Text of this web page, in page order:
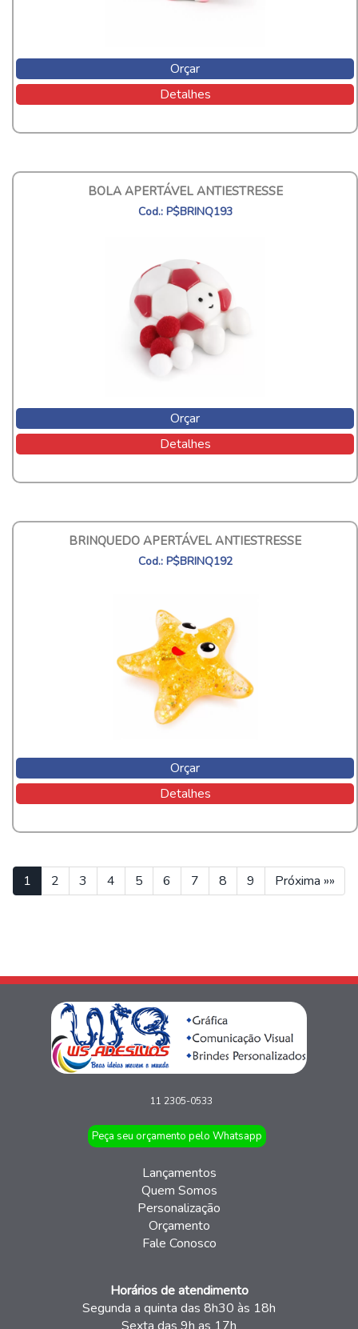
Orçar
Detalhes
BOLA APERTÁVEL ANTIESTRESSE
Cod.: P$BRINQ193
Orçar
Detalhes
BRINQUEDO APERTÁVEL ANTIESTRESSE
Cod.: P$BRINQ192
Orçar
Detalhes
1 2 3 4 5 6 7 8 9 Próxima »»
11 2305-0533
Peça seu orçamento pelo Whatsapp
Lançamentos
Quem Somos
Personalização
Orçamento
Fale Conosco
Horários de atendimento
Segunda a quinta das 8h30 às 18h